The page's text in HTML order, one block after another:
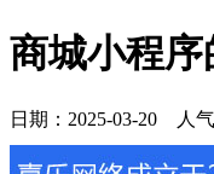
商城小程
日期： 2025-03-20 人